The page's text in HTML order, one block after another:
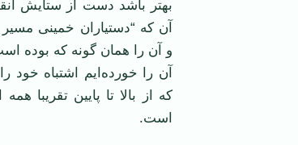
بهتر باشد دست از ستایش
آن که “دستیاران خمینی مسیر
و آن را همان گونه که بوده
آن را خورده‌ایم اشتباه خود
که از بالا تا پایین تقریبا
است.